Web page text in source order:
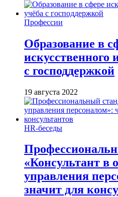
Профессии
Образование в
искусственного
с господдержкой
19 августа 2022
HR-беседы
«Консультант в
управления
значит для